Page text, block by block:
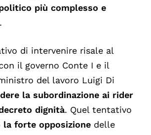
più complesso e
.
di intervenire risale al
il governo Conte I e il
del lavoro Luigi Di
la subordinazione ai rider
dignità. Quel tentativo
la forte opposizione delle